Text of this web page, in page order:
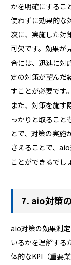
かを明確にするこ
使わずに効果的な
次に、実施した対
可欠です。効果が
合には、迅速に対
定の対策が望んだ
すことが必要です。
また、対策を施す
っかりと取ること
とで、対策の実施
さえることで、
ことができるでし
7. aio対策
aio対策の効果測
いるかを理解する
体的なKPI（重要